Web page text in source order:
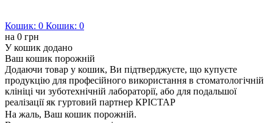
Кошик: 0 Кошик: 0
на 0 грн
У кошик додано
Ваш кошик порожній
Додаючи товар у кошик, Ви підтверджуєте, що купуєте
продукцію для професійного використання в стоматологічній
клініці чи зуботехнічній лабораторії, або для подальшої
реалізації як гуртовий партнер КРІСТАР
На жаль, Ваш кошик порожній.